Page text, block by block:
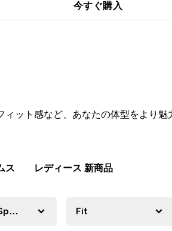
今すぐ購入
ット感など、あなたの体型をより魅
ス レディース 新商品
Fit